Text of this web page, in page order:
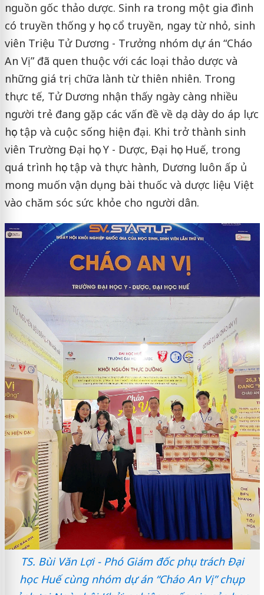
nguồn gốc thảo dược. Sinh ra trong một gia đình
có truyền thống y học cổ truyền, ngay từ nhỏ, sinh
viên Triệu Tử Dương - Trưởng nhóm dự án “Cháo
An Vị” đã quen thuộc với các loại thảo dược và
những giá trị chữa lành từ thiên nhiên. Trong
thực tế, Tử Dương nhận thấy ngày càng nhiều
người trẻ đang gặp các vấn đề về dạ dày do áp lực
học tập và cuộc sống hiện đại. Khi trở thành sinh
viên Trường Đại học Y - Dược, Đại học Huế, trong
quá trình học tập và thực hành, Dương luôn ấp ủ
mong muốn vận dụng bài thuốc và dược liệu Việt
vào chăm sóc sức khỏe cho người dân.
TS. Bùi Văn Lợi - Phó Giám đốc phụ trách Đại
học Huế cùng nhóm dự án “Cháo An Vị” chụp